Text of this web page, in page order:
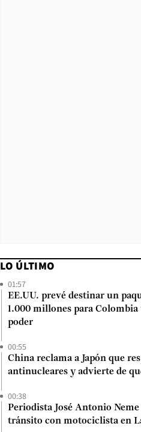
LO ÚLTIMO
01:57
EE.UU. prevé destinar un
1.000 millones para
poder
00:55
China reclama a Japón que
antinucleares y advierte de
00:38
Periodista José Antonio
tránsito con motociclista en